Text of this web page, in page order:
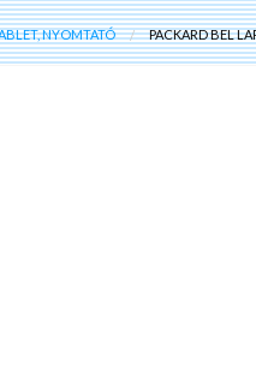
NYOMTATÓ PACKARD BEL